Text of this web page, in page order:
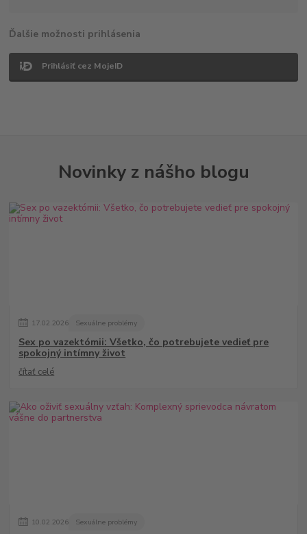
Ďalšie možnosti prihlásenia
Prihlásiť cez MojeID
Novinky z nášho blogu
17.02.2026 Sexuálne problémy
Sex po vazektómii: Všetko, čo potrebujete vedieť pre
spokojný intímny život
čítať celé
10.02.2026 Sexuálne problémy